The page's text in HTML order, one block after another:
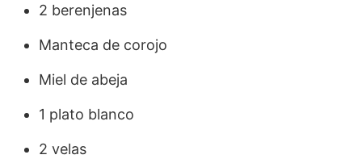
2 berenjenas
Manteca de corojo
Miel de abeja
1 plato blanco
2 velas